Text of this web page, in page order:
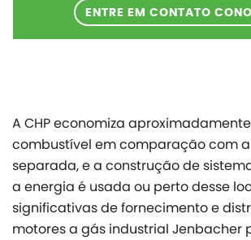
ENTRE EM CONTATO
A CHP economiza
combustível em comparação com
separada, e a construção de
a energia é usada ou perto desse
significativas de fornecimento e
motores a gás industrial Jenbacher